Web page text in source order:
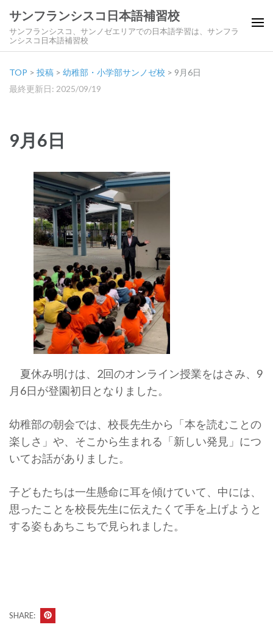
サンフランシスコ日本語補習校
サンフランシスコ、サンノゼエリアでの日本語学習は、サンフラ
ンシスコ日本語補習校
TOP > 投稿 > 幼稚部・小学部サンノゼ校 > 9月6日
最終更新日: 2025/09/19
9月6日
夏休み明けは、2回のオンライン授業をはさみ、9
月6日が登園初日となりました。
幼稚部の朝会では、校長先生から「本を読むことの
楽しさ」や、そこから生まれる「新しい発見」につ
いてお話がありました。
子どもたちは一生懸命に耳を傾けていて、中には、
思ったことを校長先生に伝えたくて手を上げようと
する姿もあちこちで見られました。
SHARE: